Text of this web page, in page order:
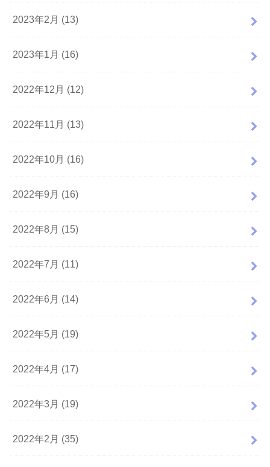
2023年2月 (13)
2023年1月 (16)
2022年12月 (12)
2022年11月 (13)
2022年10月 (16)
2022年9月 (16)
2022年8月 (15)
2022年7月 (11)
2022年6月 (14)
2022年5月 (19)
2022年4月 (17)
2022年3月 (19)
2022年2月 (35)